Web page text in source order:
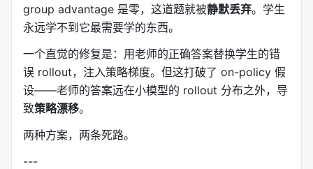
group advantage 是零，这道题就被静默丢弃。学生
永远学不到它最需要学的东西。
一个直觉的修复是：用老师的正确答案替换学生的错
误 rollout，注入策略梯度。但这打破了 on-policy 假
设——老师的答案远在小模型的 rollout 分布之外，导
致策略漂移。
两种方案，两条死路。
---